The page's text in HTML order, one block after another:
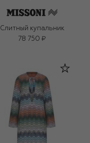
Слитный купальник
78 750 ₽